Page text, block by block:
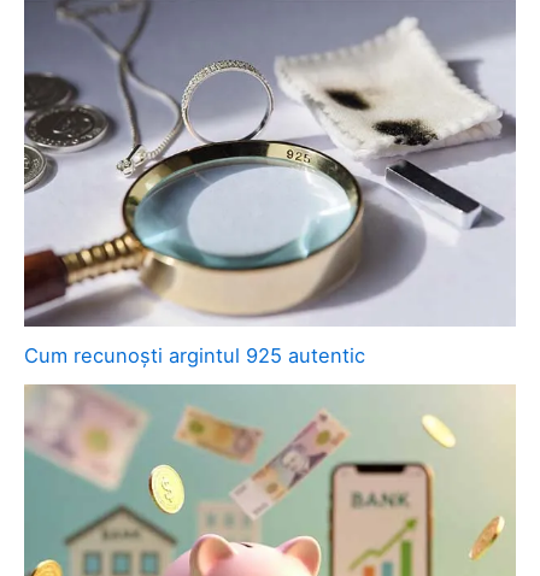
Cum recunoști argintul 925 autentic